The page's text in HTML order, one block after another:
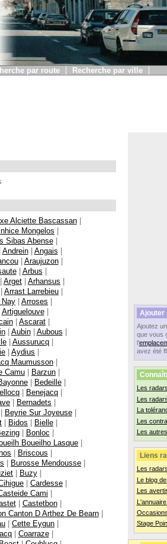
par route Recherche par ville
Ajouter
Ajoutez un
que vous
l'
avez été
Les
Les
La
Les
Les
Liens
Les
Le blog
Les
Stage
Alciette Bascassan|
Mongelos |
Sibas Abense|
| Andrein| Angais |
| Araujuzon|
| Arbus |
| Arget | Arhansus |
| Arrast Larrebieu |
Nay | Arroses |
Artiguelouve|
| Ascarat |
| Aubin| Aubous |
| Aussurucq|
| Aydius |
Maumusson |
Camu | Barzun |
| Bedeille |
| Benejacq |
| Bernadets |
Beyrie Sur Joyeuse|
| Bidos | Bielle |
| Bonloc |
Boueilho Lasque |
| Briscous |
| Burosse Mendousse |
| Buzy |
| Cardesse |
Cami |
| Castetbon|
Canton D Arthez De Bearn|
| Cette Eygun |
| Coarraze|